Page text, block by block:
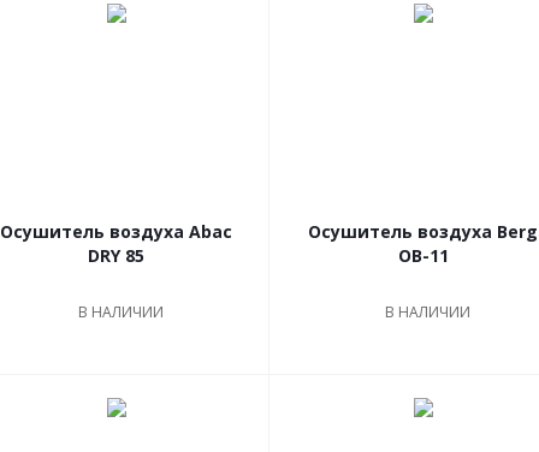
Осушитель воздуха Abac
DRY 85
В НАЛИЧИИ
Осушитель воздуха Berg
OB-11
В НАЛИЧИИ